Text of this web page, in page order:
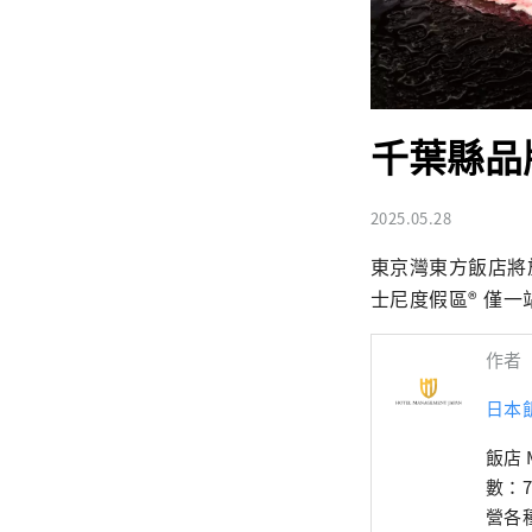
千葉縣
2025.05.28
東京灣東方飯店
士尼度假區® 僅一
作者
日本
飯店
數：
營各